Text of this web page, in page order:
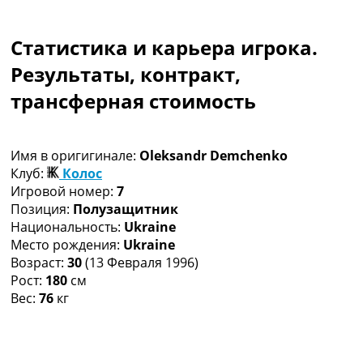
Чемпионат Мира
Украина. Премьер-Лига
Украина. Первая Лига
Лига Чемпионов
Другие Турниры >>>
Таблицы
Таблицы групп Чемпионата Мира
Украина. Премьер-Лига
Украина. Первая Лига
Лига Чемпионов. Таблицы групп
Англия. Премьер-Лига
Испания. Ла Лига
Статистика и карьера игрока.
Результаты, контракт,
трансферная стоимость
Имя в оригигинале: Oleksandr Demchenko
Клуб:
Колос
Игровой номер: 7
Позиция: Полузащитник
Национальность: Ukraine
Место рождения: Ukraine
Возраст: 30(13 Февраля 1996)
Рост: 180 см
Вес: 76 кг